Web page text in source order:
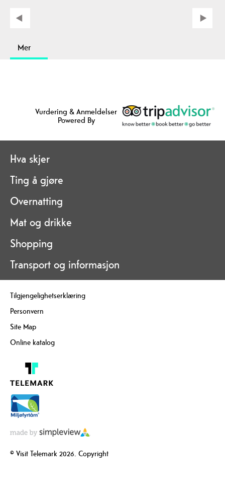
Mer
Vurdering & Anmeldelser
Powered By
Hva skjer
Ting å gjøre
Overnatting
Mat og drikke
Shopping
Transport og informasjon
Tilgjengelighetserklæring
Personvern
Site Map
Online katalog
© Visit Telemark 2026. Copyright